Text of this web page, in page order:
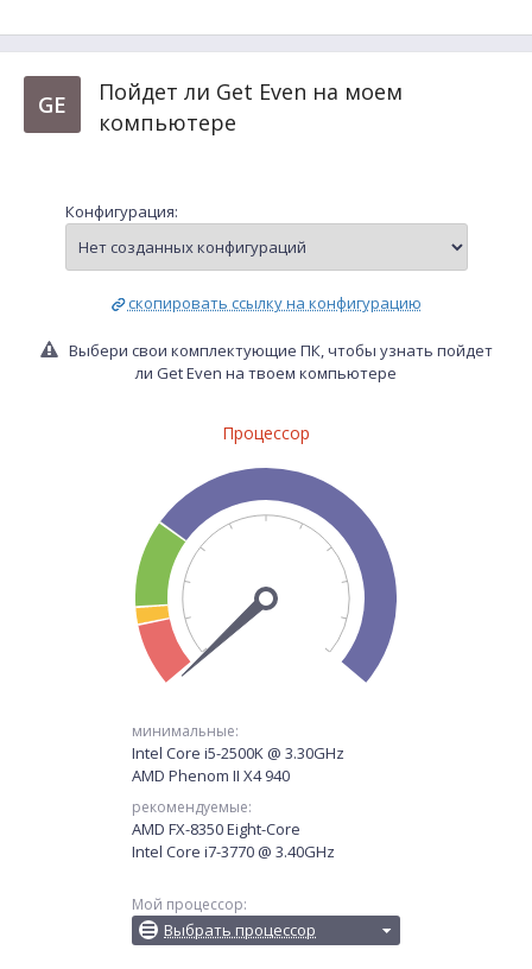
GE
Пойдет ли Get Even на моем
компьютере
Конфигурация:
скопировать ссылку на конфигурацию
Выбери свои комплектующие ПК, чтобы узнать пойдет
ли Get Even на твоем компьютере
Процессор
минимальные:
Intel Core i5-2500K @ 3.30GHz
AMD Phenom II X4 940
рекомендуемые:
AMD FX-8350 Eight-Core
Intel Core i7-3770 @ 3.40GHz
Мой процессор:
Выбрать процессор